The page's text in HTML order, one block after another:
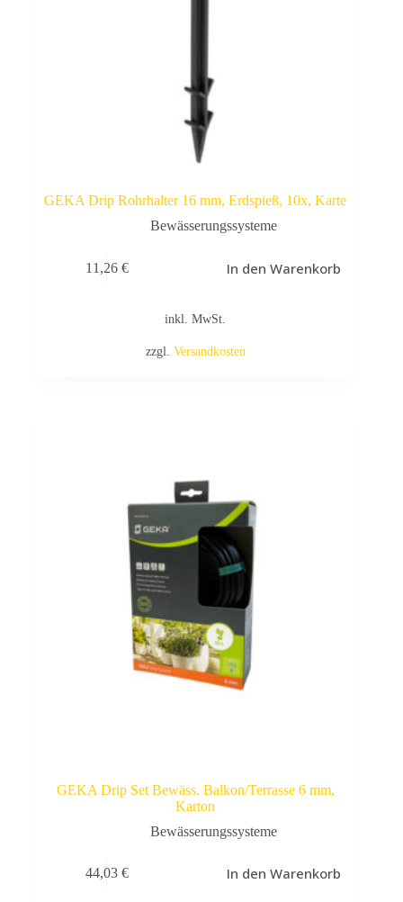
GEKA Drip Rohrhalter 16 mm, Erdspieß, 10x, Karte
Bewässerungssysteme
11,26 € In den Warenkorb
inkl. MwSt.
zzgl. Versandkosten
GEKA Drip Set Bewäss. Balkon/Terrasse 6 mm,
Karton
Bewässerungssysteme
44,03 € In den Warenkorb